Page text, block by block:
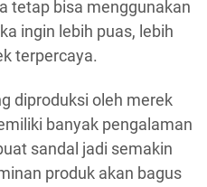
tetap bisa menggunakan
ingin lebih puas, lebih
terpercaya.
diproduksi oleh merek
banyak pengalaman
sandal jadi semakin
produk akan bagus